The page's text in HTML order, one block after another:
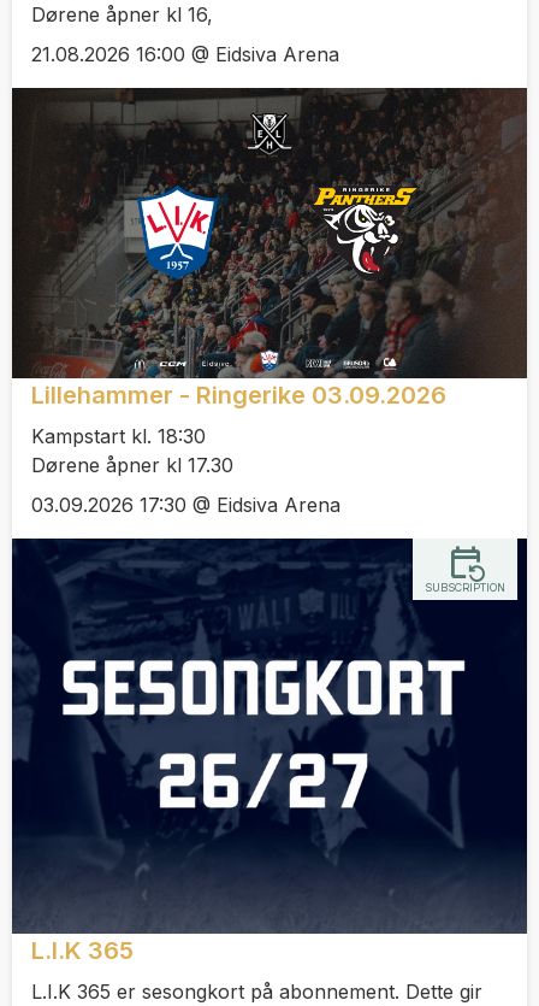
Dørene åpner kl 16,
21.08.2026 16:00 @ Eidsiva Arena
Lillehammer - Ringerike 03.09.2026
Kampstart kl. 18:30
Dørene åpner kl 17.30
03.09.2026 17:30 @ Eidsiva Arena
L.I.K 365
L.I.K 365 er sesongkort på abonnement. Dette gir
SUBSCRIPTION